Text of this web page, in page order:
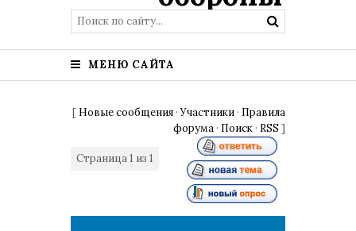
МЕНЮ САЙТА
[ Новые сообщения ·Участники · Правила
форума · Поиск · RSS ]
Страница1 из 1